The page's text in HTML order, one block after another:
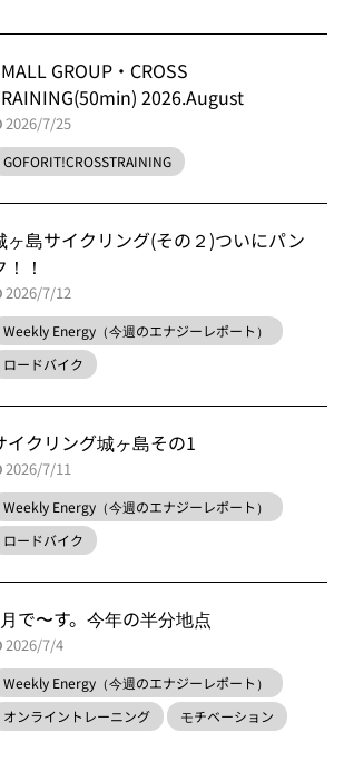
GROUP・CROSS
2026.August
2026/7/25
GOFORIT!CROSSTRAINING
ヶ島サイクリング(その２)ついにパン
！！
2026/7/12
Weekly Energy（今週のエナジーレポート）
ロードバイク
イクリング城ヶ島その1
2026/7/11
Weekly Energy（今週のエナジーレポート）
ロードバイク
で〜す。今年の半分地点
2026/7/4
Weekly Energy（今週のエナジーレポート）
オンライントレーニング
モチベーション